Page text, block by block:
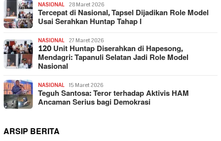
NASIONAL 28 Maret 2026
Tercepat di Nasional, Tapsel Dijadikan Role Model
Usai Serahkan Huntap Tahap I
NASIONAL 27 Maret 2026
120 Unit Huntap Diserahkan di Hapesong,
Mendagri: Tapanuli Selatan Jadi Role Model
Nasional
NASIONAL 15 Maret 2026
Teguh Santosa: Teror terhadap Aktivis HAM
Ancaman Serius bagi Demokrasi
ARSIP BERITA